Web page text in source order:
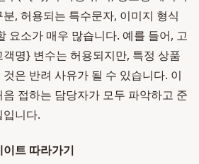
, 허용되는 특수문자, 이미지 형식
요소가 매우 많습니다. 예를 들어, 고
명} 변수는 허용되지만, 특정 상품
은 반려 사유가 될 수 있습니다. 이
접하는 담당자가 모두 파악하고 준
니다.
트 따라가기